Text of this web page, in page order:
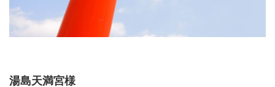
湯島天満宮様